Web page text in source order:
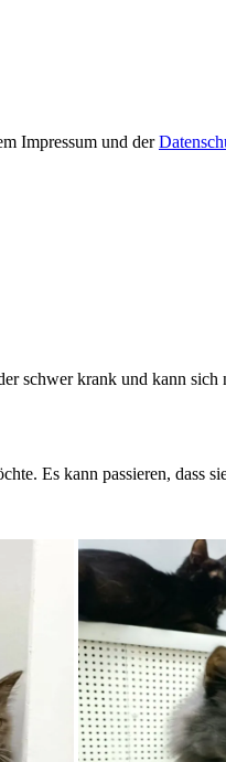
Impressum und der
schwer krank und kann
Es kann passieren, dass